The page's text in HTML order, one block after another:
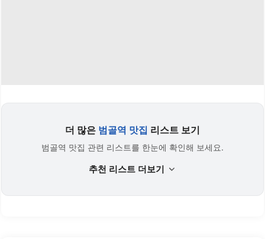
더 많은 범골역 맛집 리스트 보기
범골역 맛집 관련 리스트를 한눈에 확인해 보세요.
추천 리스트 더보기